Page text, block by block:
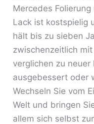
Mercedes
Lack ist kostspielig
hält bis zu sieben
zwischenzeitlich
verglichen zu
ausgebessert oder
Wechseln Sie vom
Welt und bringen
allem sich selbst